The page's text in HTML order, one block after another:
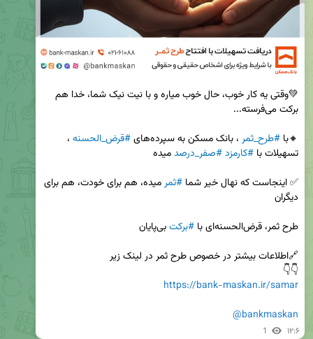
🔸با #طرح_ثمر ، بانک مسکن به سپرده‌های #قرض‌_الحسنه
تسهیلات با #کارمزد#صفر_درصد
✅ اینجاست که نهال خیر شما #ثمر
طرح ثمر، قرض‌الحسنه‌ای با
#برکت
👇👇
https://bank-maskan.ir/samar
@bankmaskan
1 ۱۲:۶